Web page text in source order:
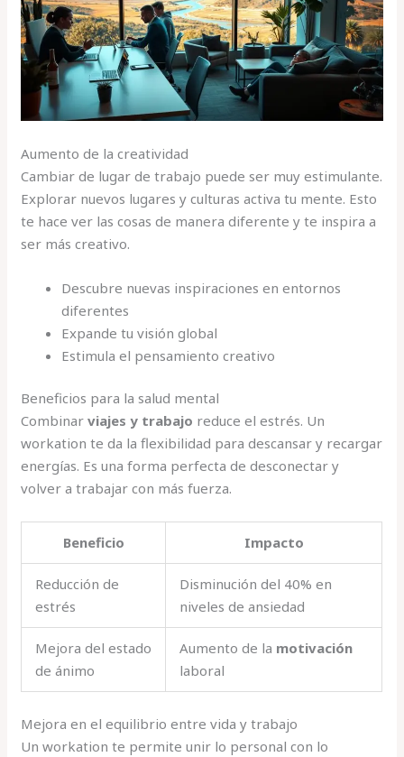
Aumento de la creatividad
Cambiar de lugar de trabajo puede ser muy estimulante.
Explorar nuevos lugares y culturas activa tu mente. Esto
te hace ver las cosas de manera diferente y te inspira a
ser más creativo.
Descubre nuevas inspiraciones en entornos
diferentes
Expande tu visión global
Estimula el pensamiento creativo
Beneficios para la salud mental
Combinarviajes y trabajo reduce el estrés. Un
workation te da la flexibilidad para descansar y recargar
energías. Es una forma perfecta de desconectar y
volver a trabajar con más fuerza.
Beneficio Impacto
Reducción de
estrés
Disminución del 40% en
niveles de ansiedad
Mejora del estado
de ánimo
Aumento de la motivación
laboral
Mejora en el equilibrio entre vida y trabajo
Un workation te permite unir lo personal con lo